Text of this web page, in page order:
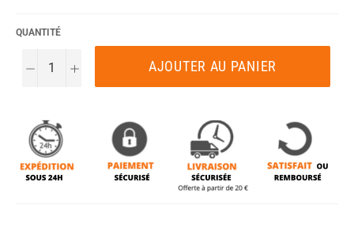
QUANTITÉ
− + AJOUTER AU PANIER